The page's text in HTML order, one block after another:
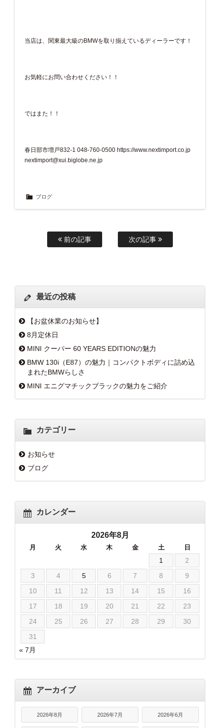
当店は、関東最大級のBMWを取り揃えているディーラーです！
お気軽にお問い合わせください！！
ではまた！！
春日部市増戸832-1 048-760-0500 https://www.nextimport.co.jp
nextimport@xui.biglobe.ne.jp
ブログ
前の記事 次の記事
最近の投稿
【お盆休業のお知らせ】
8月定休日
MINI クーパー 60 YEARS EDITIONの魅力
BMW 130i（E87）の魅力｜コンパクトボディに詰め込
まれたBMWらしさ
MINI エニグマチックブラックの魅力をご紹介
カテゴリー
お知らせ
ブログ
カレンダー
2026年8月
月 火 水 木 金 土 日
1
2
3
4 5 6 7 8
9
10
11 12 13 14 15
16
17
18 19 20 21 22
23
24
25 26 27 28 29
30
31
« 7月
アーカイブ
2026年8月 2026年7月 2026年6月